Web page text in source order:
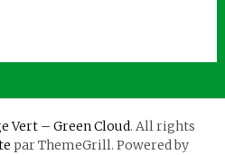
Vert – Green Cloud. All rights
par ThemeGrill. Powered by